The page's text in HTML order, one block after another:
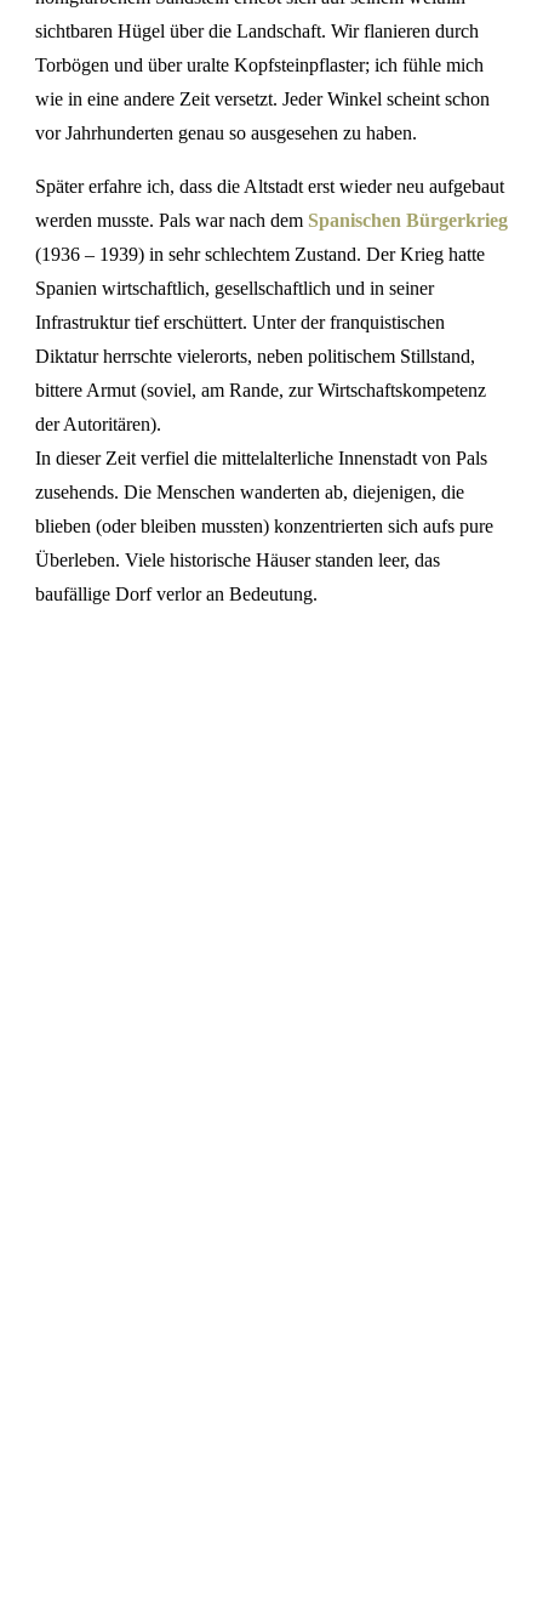
sichtbaren Hügel über die Landschaft. Wir flanieren durch
Torbögen und über uralte Kopfsteinpflaster; ich fühle mich
wie in eine andere Zeit versetzt. Jeder Winkel scheint schon
vor Jahrhunderten genau so ausgesehen zu haben.
Später erfahre ich, dass die Altstadt erst wieder neu aufgebaut
werden musste. Pals war nach dem Spanischen Bürgerkrieg
(1936 – 1939) in sehr schlechtem Zustand. Der Krieg hatte
Spanien wirtschaftlich, gesellschaftlich und in seiner
Infrastruktur tief erschüttert. Unter der franquistischen
Diktatur herrschte vielerorts, neben politischem Stillstand,
bittere Armut (soviel, am Rande, zur Wirtschaftskompetenz
der Autoritären).
In dieser Zeit verfiel die mittelalterliche Innenstadt von Pals
zusehends. Die Menschen wanderten ab, diejenigen, die
blieben (oder bleiben mussten) konzentrierten sich aufs pure
Überleben. Viele historische Häuser standen leer, das
baufällige Dorf verlor an Bedeutung.